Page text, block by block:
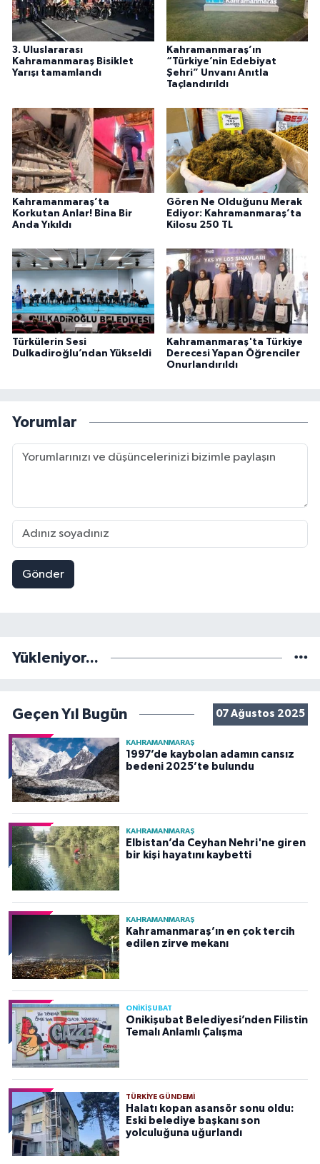
3. Uluslararası
Kahramanmaraş Bisiklet
Yarışı tamamlandı
Kahramanmaraş’ın
“Türkiye’nin Edebiyat
Şehri” Unvanı Anıtla
Taçlandırıldı
Kahramanmaraş’ta
Korkutan Anlar! Bina Bir
Anda Yıkıldı
Gören Ne Olduğunu Merak
Ediyor: Kahramanmaraş’ta
Kilosu 250 TL
Türkülerin Sesi
Dulkadiroğlu’ndan Yükseldi
Kahramanmaraş'ta Türkiye
Derecesi Yapan Öğrenciler
Onurlandırıldı
Yorumlar
Gönder
Yükleniyor...
Geçen Yıl Bugün 07 Ağustos 2025
KAHRAMANMARAŞ
1997’de kaybolan adamın cansız
bedeni 2025’te bulundu
KAHRAMANMARAŞ
Elbistan’da Ceyhan Nehri'ne giren
bir kişi hayatını kaybetti
KAHRAMANMARAŞ
Kahramanmaraş’ın en çok tercih
edilen zirve mekanı
ONİKİŞUBAT
Onikişubat Belediyesi’nden Filistin
Temalı Anlamlı Çalışma
TÜRKIYE GÜNDEMI
Halatı kopan asansör sonu oldu:
Eski belediye başkanı son
yolculuğuna uğurlandı